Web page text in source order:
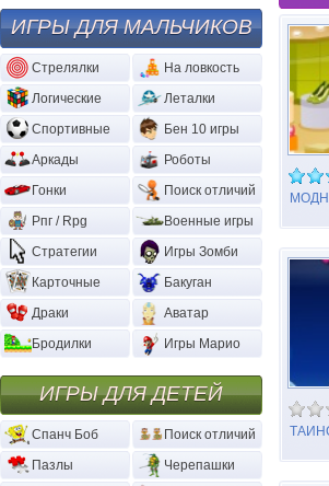
ИГРЫ ДЛЯ МАЛЬЧИКОВ
Стрелялки
На ловкость
Логические
Леталки
Спортивные
Бен 10 игры
Аркады
Роботы
Гонки
Поиск отличий
Рпг / Rpg
Военные игры
Стратегии
Игры Зомби
Карточные
Бакуган
Драки
Аватар
Бродилки
Игры Марио
ИГРЫ ДЛЯ ДЕТЕЙ
Спанч Боб
Поиск отличий
Пазлы
Черепашки